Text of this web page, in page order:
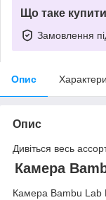
Що таке
Замовлення
Опис
Опис
Дивіться весь
Камера
Камера Bambu Lab